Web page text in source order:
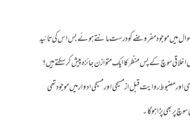
میں موجود مفروضے کو درست مانتے ہوئے بس اس کی تائید
سوچ کے پس منظر کا ایک متوازن جائزہ پیش کر سکتے ہیں؟
مضبوط روایت قبل از مسیحی اور مسیحی ادوار میں موجود تھی
پر بھی پڑا ہوگا۔